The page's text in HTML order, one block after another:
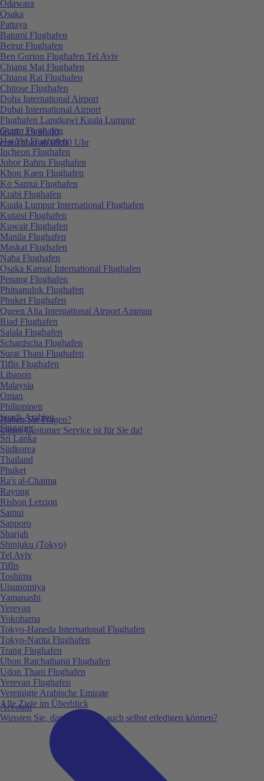
0848 / 19 96 00
erreichbar ab 09:00 Uhr
Haben Sie Fragen?
Unser Customer Service ist für Sie da!
Account
Wussten Sie, dass Sie vieles auch selbst erledigen können?
Odawara
Osaka
Pattaya
Batumi Flughafen
Beirut Flughafen
Ben Gurion Flughafen Tel Aviv
Chiang Mai Flughafen
Chiang Rai Flughafen
Chitose Flughafen
Doha International Airport
Dubai International Airport
Flughafen Langkawi Kuala Lumpur
Guam Flughafen
Hat Yai Flughafen
Incheon Flughafen
Johor Bahru Flughafen
Khon Kaen Flughafen
Ko Samui Flughafen
Krabi Flughafen
Kuala Lumpur International Flughafen
Kutaisi Flughafen
Kuwait Flughafen
Manila Flughafen
Maskat Flughafen
Naha Flughafen
Osaka Kansai International Flughafen
Penang Flughafen
Phitsanulok Flughafen
Phuket Flughafen
Queen Alia International Airport Amman
Riad Flughafen
Salala Flughafen
Schardscha Flughafen
Surat Thani Flughafen
Tiflis Flughafen
Libanon
Malaysia
Oman
Philippinen
Saudi-Arabien
Singapur
Sri Lanka
Südkorea
Thailand
Phuket
Ra's al-Chaima
Rayong
Rishon Letzion
Samui
Sapporo
Sharjah
Shinjuku (Tokyo)
Tel Aviv
Tiflis
Toshima
Utsunomiya
Yamanashi
Yerevan
Yokohama
Tokyo-Haneda International Flughafen
Tokyo-Narita Flughafen
Trang Flughafen
Ubon Ratchathanii Flughafen
Udon Thani Flughafen
Yerevan Flughafen
Vereinigte Arabische Emirate
Alle Ziele im Überblick